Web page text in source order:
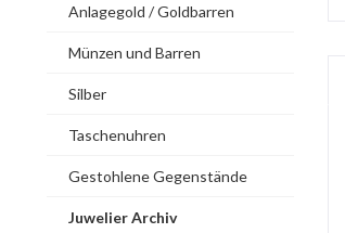
Anlagegold / Goldbarren
Münzen und Barren
Silber
Taschenuhren
Gestohlene Gegenstände
Juwelier Archiv